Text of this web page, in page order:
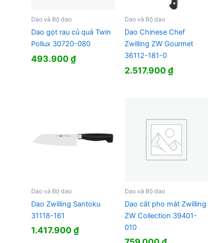
Dao và Bộ dao
Dao gọt rau củ quả Twin
Pollux 30720-080
493.900₫
Dao và Bộ dao
Dao Chinese Chef
Zwilling ZW Gourmet
36112-181-0
2.517.900₫
Dao và Bộ dao
Dao Zwilling Santoku
31118-161
1.417.900₫
Dao và Bộ dao
Dao cắt pho mát Zwilling
ZW Collection 39401-
010